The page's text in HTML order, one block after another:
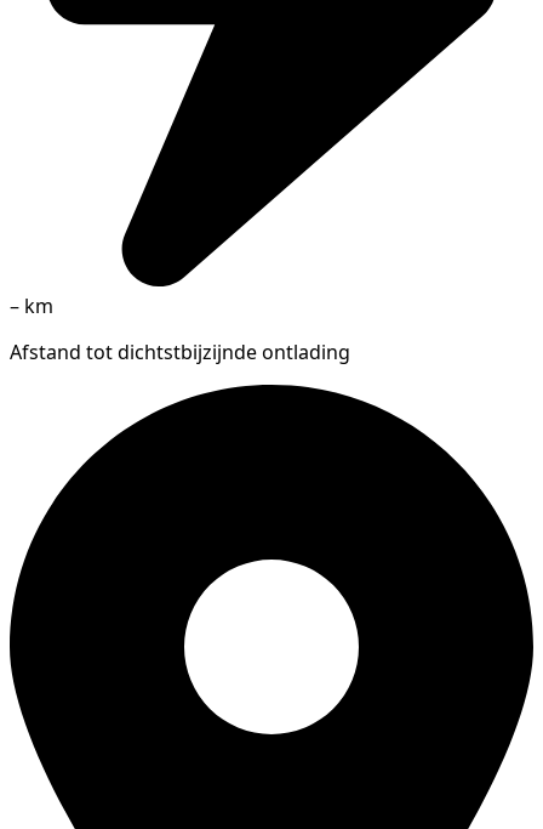
– km
Afstand tot dichtstbijzijnde ontlading